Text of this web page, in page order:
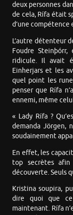
deux personnes
de cela, Rífa était
d’une compétence
L’autre détenteur
Foudre
ridicule. Il avait
Einherjars et les
quel point les
penser que Rífa
ennemi, même
« Lady Rífa ?
demanda Jörgen,
soudainement
En effet, les
top secrètes afin
découverte. Seuls
Kristina soupira,
dire quoi que
maintenant. Rífa